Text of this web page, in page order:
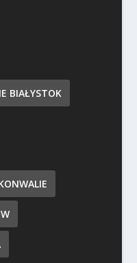
BIAŁYSTOK